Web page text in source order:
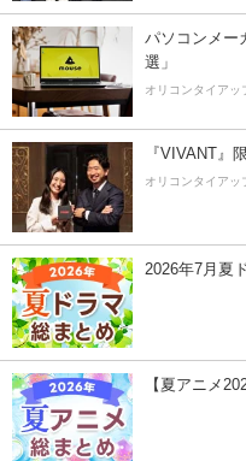
パソコンメー
選」
オリコンタイアッ
『VIVANT』
オリコンタイアッ
2026年7月夏
【夏アニメ